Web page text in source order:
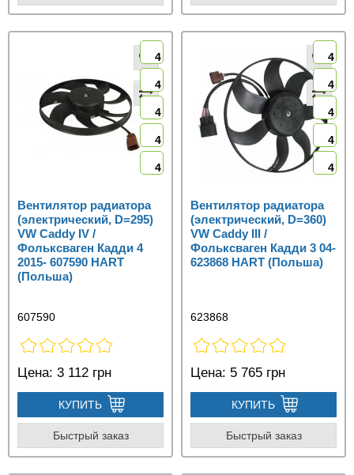
4
4
4
4
4
Вентилятор радиатора
(электрический, D=295)
VW Caddy IV /
Фольксваген Кадди 4
2015- 607590 HART
(Польша)
607590
Цена: 3 112 грн
КУПИТЬ
Быстрый заказ
4
4
4
4
4
Вентилятор радиатора
(электрический, D=360)
VW Caddy III /
Фольксваген Кадди 3 04-
623868 HART (Польша)
623868
Цена: 5 765 грн
КУПИТЬ
Быстрый заказ